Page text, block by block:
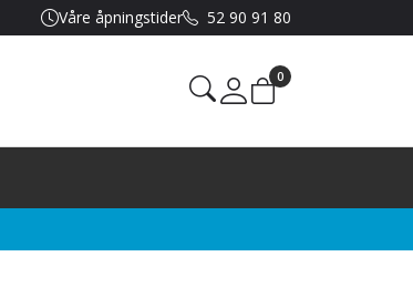
Våre åpningstider 52 90 91 80
Mine sider
0